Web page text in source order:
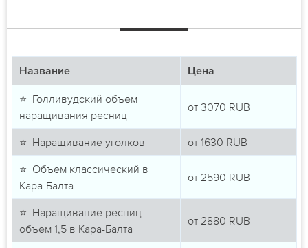
Название Цена
⭐ Голливудский объем
наращивания ресниц
от 3070 RUB
⭐ Наращивание уголков от 1630 RUB
⭐ Объем классический в
Кара-Балта
от 2590 RUB
⭐ Наращивание ресниц -
объем 1,5 в Кара-Балта
от 2880 RUB